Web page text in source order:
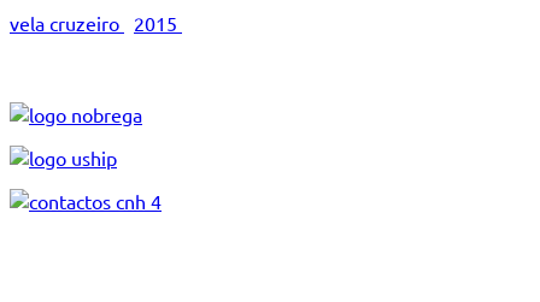
vela cruzeiro
2015